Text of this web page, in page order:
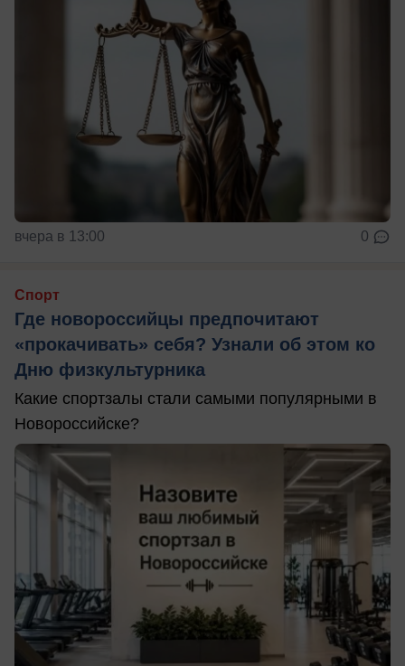
вчера в 13:00 0
Спорт
Где новороссийцы предпочитают
«прокачивать» себя? Узнали об этом ко
Дню физкультурника
Какие спортзалы стали самыми популярными в
Новороссийске?